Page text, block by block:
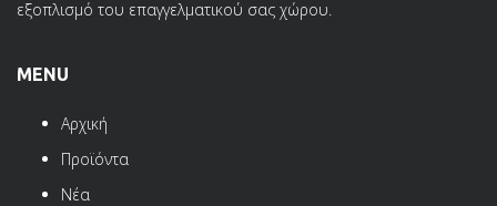
εξοπλισμό του επαγγελματικού σας χώρου.
MENU
Αρχική
Προϊόντα
Νέα